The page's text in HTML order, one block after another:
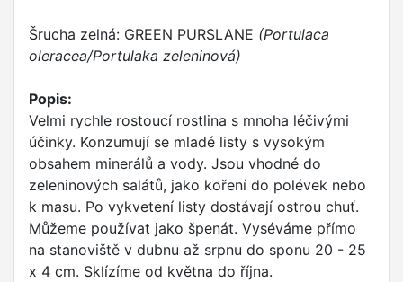
Šrucha zelná: GREEN PURSLANE (Portulaca
oleracea/Portulaka zeleninová)
Popis:
Velmi rychle rostoucí rostlina s mnoha léčivými
účinky. Konzumují se mladé listy s vysokým
obsahem minerálů a vody. Jsou vhodné do
zeleninových salátů, jako koření do polévek nebo
k masu. Po vykvetení listy dostávají ostrou chuť.
Můžeme používat jako špenát. Vyséváme přímo
na stanoviště v dubnu až srpnu do sponu 20 - 25
x 4 cm. Sklízíme od května do října.